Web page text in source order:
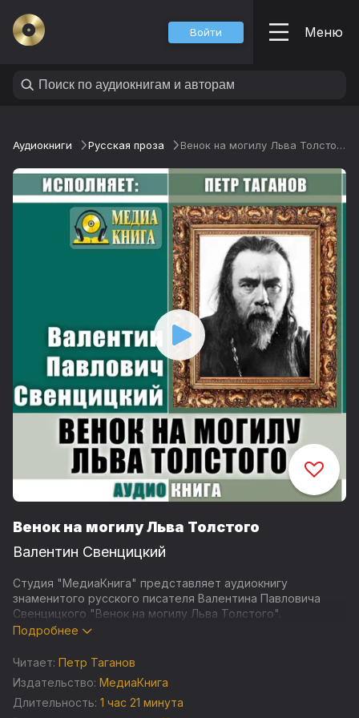
Войти Меню
Аудиокниги Русская проза Венок на могилу Льва Толстого
Венок на могилу Льва Толстого
Валентин Свенцицкий
Студия "МедиаКнига" представляет аудиокнигу
знаменитого русского писателя Валентина Павловича
Свенцицкого "Венок на могилу Льва Толстого".
вместе с доктором Маковецким уехал в Шокино, откуда
по железной дороге отправился на юг. В оставленной на
имя жены записке Толстой пишет, что его тяготит
обстановка жизни, просит не делать попыток отыскивать
Подробнее
Читает: Петр Таганов
Издательство: МедиаКнига
Длительность: 1 час 21 минута